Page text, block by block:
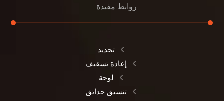
روابط مفيدة
تجديد
إعادة تسقيف
لوحة
تنسيق حدائق